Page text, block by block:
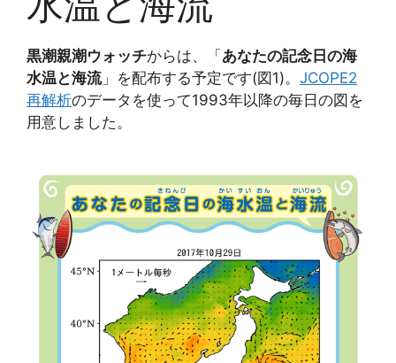
黒潮親潮ウォッチからは、「 あなたの記念日の海
水温と海流」を配布する予定です(図1)。 JCOPE2
再解析のデータを使って1993年以降の毎日の図を
用意しました。